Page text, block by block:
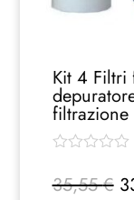
Kit 4 Filtri
filtrazione
35,55€ Il